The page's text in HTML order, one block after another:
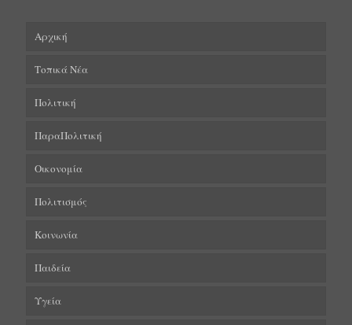
Αρχική
Τοπικά Νέα
Πολιτική
ΠαραΠολιτική
Οικονομία
Πολιτισμός
Κοινωνία
Παιδεία
Υγεία